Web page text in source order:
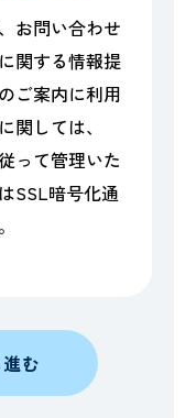
お問い合わせ
関する情報提
ご案内に利用
関しては、
って管理いた
SSL暗号化通
む